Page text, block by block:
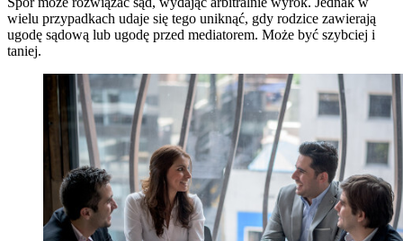
wielu przypadkach udaje się tego uniknąć, gdy rodzice zawierają
ugodę sądową lub ugodę przed mediatorem. Może być szybciej i
taniej.